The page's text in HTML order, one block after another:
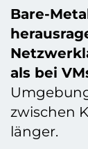
Bare-
als bei
zwischen
länger.